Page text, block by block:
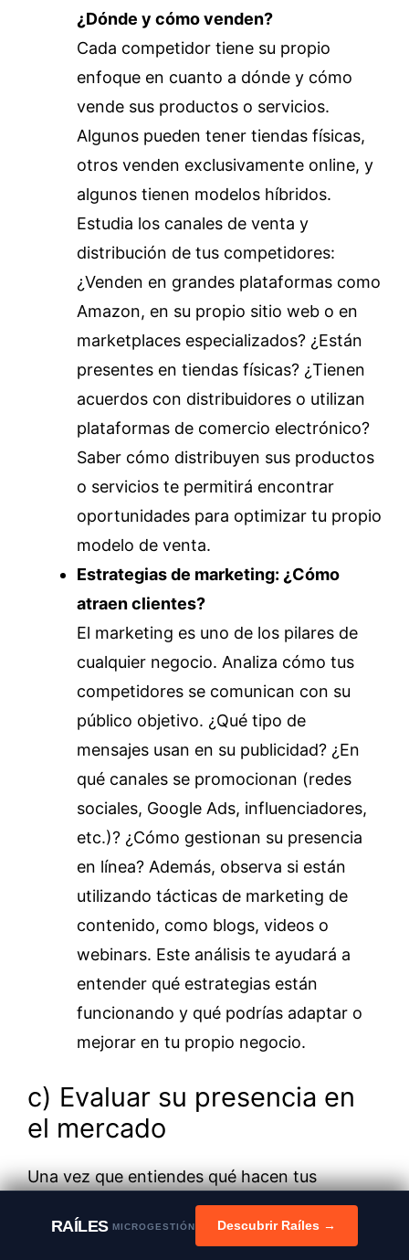
¿Dónde y cómo venden?
Cada competidor tiene su propio
enfoque en cuanto a dónde y cómo
vende sus productos o servicios.
Algunos pueden tener tiendas físicas,
otros venden exclusivamente online, y
algunos tienen modelos híbridos.
Estudia los canales de venta y
distribución de tus competidores:
¿Venden en grandes plataformas como
Amazon, en su propio sitio web o en
marketplaces especializados? ¿Están
presentes en tiendas físicas? ¿Tienen
acuerdos con distribuidores o utilizan
plataformas de comercio electrónico?
Saber cómo distribuyen sus productos
o servicios te permitirá encontrar
oportunidades para optimizar tu propio
modelo de venta.
Estrategias de marketing: ¿Cómo
atraen clientes?
El marketing es uno de los pilares de
cualquier negocio. Analiza cómo tus
competidores se comunican con su
público objetivo. ¿Qué tipo de
mensajes usan en su publicidad? ¿En
qué canales se promocionan (redes
sociales, Google Ads, influenciadores,
etc.)? ¿Cómo gestionan su presencia
en línea? Además, observa si están
utilizando tácticas de marketing de
contenido, como blogs, videos o
webinars. Este análisis te ayudará a
entender qué estrategias están
funcionando y qué podrías adaptar o
mejorar en tu propio negocio.
c) Evaluar su presencia en
el mercado
Una vez que entiendes qué hacen tus
competidores, el siguiente paso es evaluar
cómo se perciben en el mercado y cuál es su
RAÍLESMICROGESTIÓN Descubrir Raíles →